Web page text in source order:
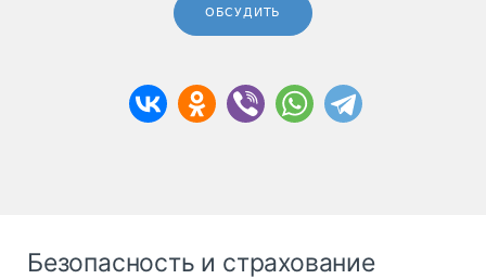
ОБСУДИТЬ
Безопасность и страхование